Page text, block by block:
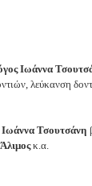
Ιωάννα
λεύκανση
Ιωάννα Τσουτσάνη
κ.α.